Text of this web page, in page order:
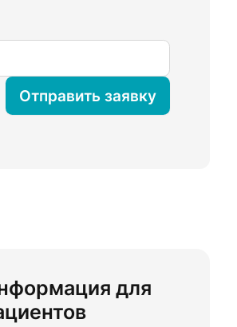
Отправить заявку
для